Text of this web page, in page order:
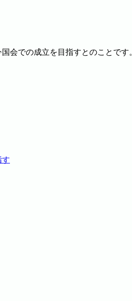
会での成立を目指すとのことで
す